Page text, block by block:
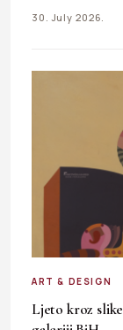
30. July 2026.
ART & DESIGN
Ljeto kroz